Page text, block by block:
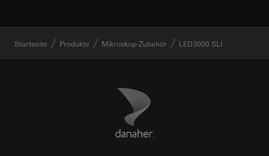
Startseite Produkte Mikroskop-Zubehör LED3000 SLI
Danaher Logo